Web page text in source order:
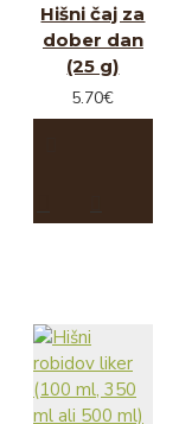
Hišni čaj za
dober dan
(25 g)
5.70€